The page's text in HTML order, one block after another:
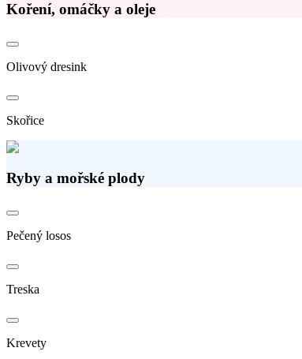
Koření, omáčky a oleje
Olivový dresink
Skořice
Ryby a mořské plody
Pečený losos
Treska
Krevety